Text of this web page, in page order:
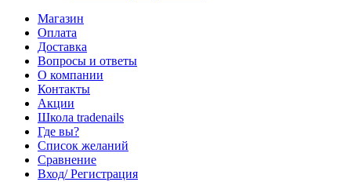
Магазин
Оплата
Доставка
Вопросы и ответы
О компании
Контакты
Акции
Школа tradenails
Где вы?
Список желаний
Сравнение
Вход/ Регистрация